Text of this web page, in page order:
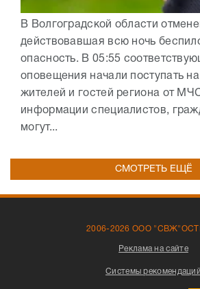
В Волгоградской области
действовавшая всю ночь
опасность. В 05:55
оповещения начали поступать
жителей и гостей региона от
информации специалистов,
могут...
СМОТРЕТЬ ЕЩЁ
2006-2026 ООО
Реклама на сайте
Системы рекомендаций